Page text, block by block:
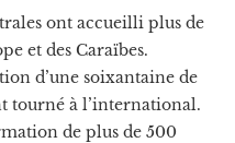
ont accueilli plus de
et des Caraïbes.
d’une soixantaine de
tourné à l’international.
de plus de 500